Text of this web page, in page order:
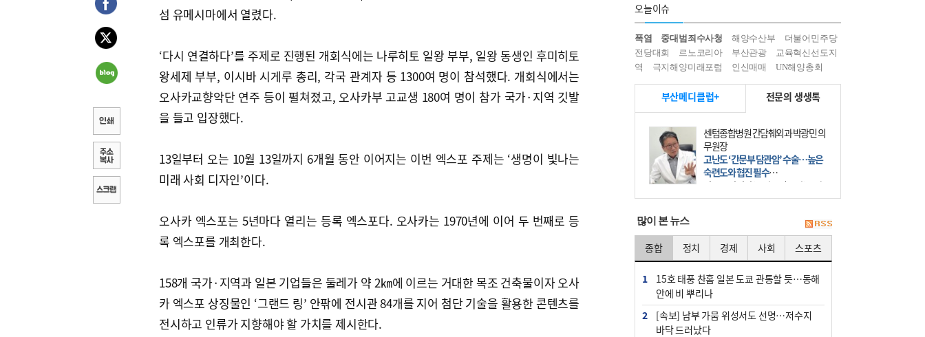
섬 유메시마에서 열렸다.
‘다시 연결하다’를 주제로 진행된 개회식에는 나루히토 일왕 부부, 일왕 동생인 후미히토
왕세제 부부, 이시바 시게루 총리, 각국 관계자 등 1300여 명이 참석했다. 개회식에서는
오사카교향악단 연주 등이 펼쳐졌고, 오사카부 고교생 180여 명이 참가 국가·지역 깃발
을 들고 입장했다.
13일부터 오는 10월 13일까지 6개월 동안 이어지는 이번 엑스포 주제는 ‘생명이 빛나는
미래 사회 디자인’이다.
오사카 엑스포는 5년마다 열리는 등록 엑스포다. 오사카는 1970년에 이어 두 번째로 등
록 엑스포를 개최한다.
158개 국가·지역과 일본 기업들은 둘레가 약 2㎞에 이르는 거대한 목조 건축물이자 오사
카 엑스포 상징물인 ‘그랜드 링’ 안팎에 전시관 84개를 지어 첨단 기술을 활용한 콘텐츠를
전시하고 인류가 지향해야 할 가치를 제시한다.
오늘이슈
폭염 중대범죄수사청 해양수산부
더불어민주당
전당대회
르노코리아 부산관광
교육혁신선도지
역
극지해양미래포럼 인신매매 UN해양총회
부산메디클럽+ 전문의 생생톡
센텀종합병원 간담췌외과 박광민 의
무원장
고난도 ‘간문부 담관암’ 수술…높은
숙련도와 협진 필수
간문부 담관암(클라츠킨 종양)은 좌
우 간에서 나오는, 담관(담즙 배출 경
部)’에 생기는 악성 종양이다. 간동맥
문맥 림프절 담
많이 본 뉴스
종합 정치 경제 사회 스포츠
1
15호 태풍 찬홈 일본 도쿄 관통할 듯…동해
안에 비 뿌리나
2
[속보] 남부 가뭄 위성서도 선명…저수지
바닥 드러났다